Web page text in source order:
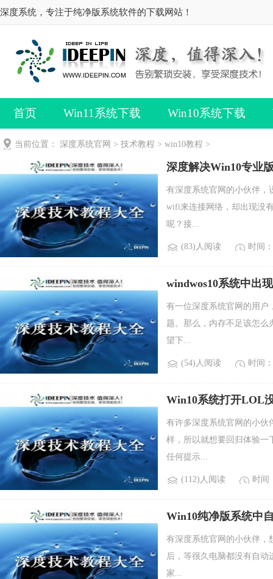
深度系统，专注于纯净版系统软件的下载网站！
首页 Win11系统下载 Win10系统下载
当前位置： 深度系统官网 > 技术教程 > win10教程 >
深度解决Win10专业
有深度系统官网的小伙伴，
wifi来连接网络，却出现没
呢？接...
(83)人阅读 时间
windwos10系统中出
有一位深度系统官网的用户
题。那么，内存不足该怎么
望下...
(54)人阅读 时间
Win10系统打开LOL
有许多深度系统官网的小伙
样，所以就想要回归体验一
任何提示...
(112)人阅读 时间
Win10纯净版系统中
有深度系统官网的小伙伴，
后，等很久电脑都没有自
家...